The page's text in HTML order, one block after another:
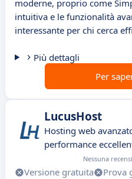
moderne, proprio come
intuitiva e le funzionalità
interessante per chi cerca
Più dettagli
Per
LucusHost
Hosting web
performance
Nessuna
Versione gratuita Prova